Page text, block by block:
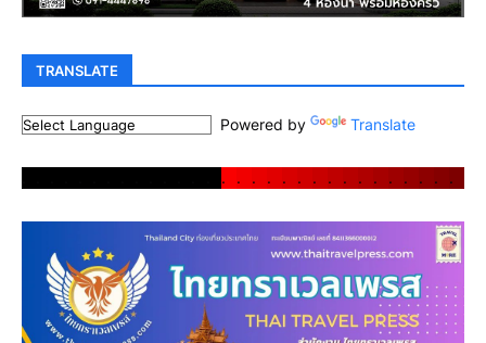
TRANSLATE
Powered by Translate
. . . . . . . . . . . . . . . .